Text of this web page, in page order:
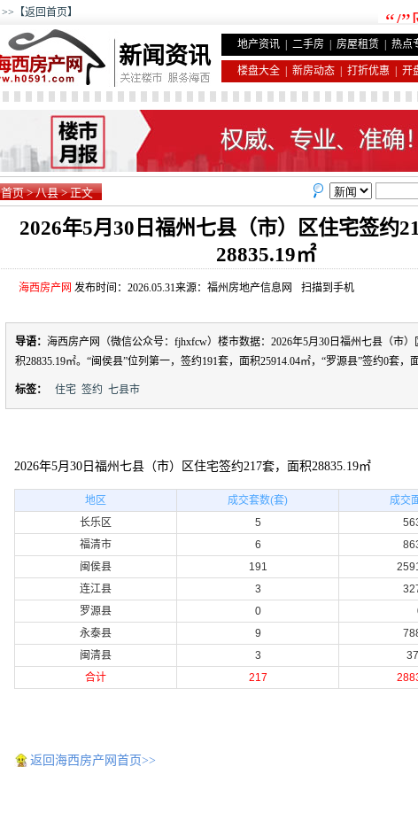
>>【返回首页】
新闻资讯 地产资讯 二手房 房屋租赁 热点
楼盘大全 新房动态 打折优惠 开
首页>八县> 正文
2026年5月30日福州七县（市）区住宅签约
28835.19㎡
海西房产网 发布时间：2026.05.31来源：福州房地产信息网 扫描到手机
导语： 海西房产网（微信公众号：fjhxfcw）楼市数据：2026年5月30日福州七县（市）
积28835.19㎡。“闽侯县”位列第一，签约191套，面积25914.04㎡，“罗源县”签约0套，
标签： 住宅 签约 七县市
2026年5月30日福州七县（市）区住宅签约217套，面积28835.19㎡
地区 成交套数(套)
成交
长乐区
5
福清市
6
闽侯县
191
连江县
3
罗源县
0
永泰县
9
闽清县
3
合计
217
返回海西房产网首页>>